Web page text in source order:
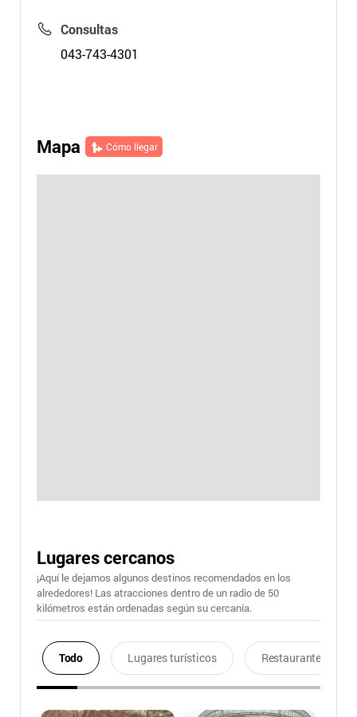
Consultas
043-743-4301
Mapa Cómo llegar
Lugares cercanos
¡Aquí le dejamos algunos destinos recomendados en los
alrededores! Las atracciones dentro de un radio de 50
kilómetros están ordenadas según su cercanía.
Todo Lugares turísticos Restaurantes